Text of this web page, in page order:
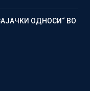
ОДНОСИ“ ВО